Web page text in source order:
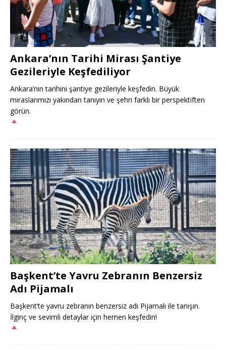
Ankara’nın Tarihi Mirası Şantiye
Gezileriyle Keşfediliyor
Ankara’nın tarihini şantiye gezileriyle keşfedin. Büyük
miraslarımızı yakından tanıyın ve şehri farklı bir perspektiften
görün.
Başkent’te Yavru Zebranın Benzersiz
Adı Pijamalı
Başkent’te yavru zebranın benzersiz adı Pijamalı ile tanışın.
İlginç ve sevimli detaylar için hemen keşfedin!